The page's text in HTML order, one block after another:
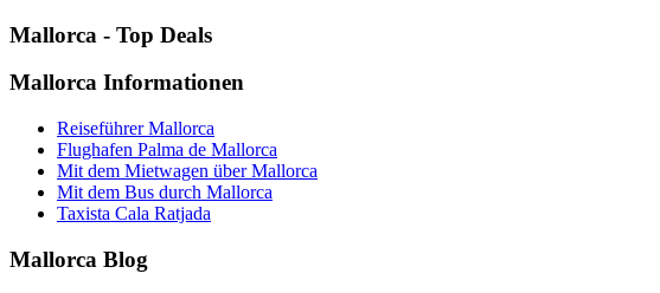
Mallorca - Top Deals
Mallorca Informationen
Reiseführer Mallorca
Flughafen Palma de Mallorca
Mit dem Mietwagen über Mallorca
Mit dem Bus durch Mallorca
Taxista Cala Ratjada
Mallorca Blog